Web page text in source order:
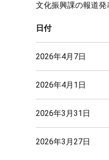
文化振興課の報道発
日付
2026年4月7日
2026年4月1日
2026年3月31日
2026年3月27日